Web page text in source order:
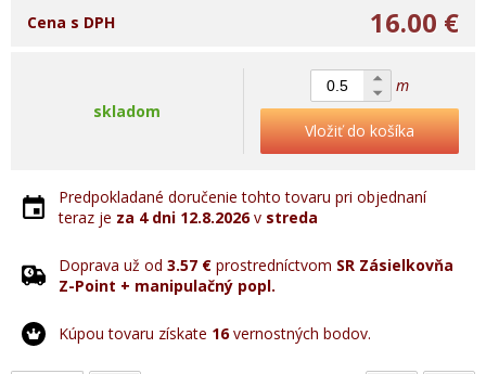
16.00 €
Cena s DPH
skladom
m
Vložiť do košíka
Predpokladané doručenie tohto tovaru pri objednaní
teraz je za 4 dni 12.8.2026v streda
Doprava už od 3.57 € prostredníctvom SR Zásielkovňa
Z-Point + manipulačný popl.
Kúpou tovaru získate 16vernostných bodov.